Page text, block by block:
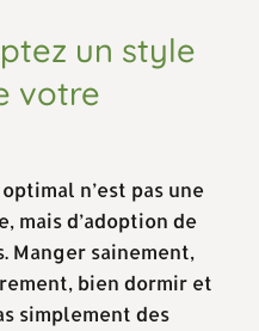
un style
votre
n’est pas une
mais d’adoption de
Manger sainement,
bien dormir et
simplement des